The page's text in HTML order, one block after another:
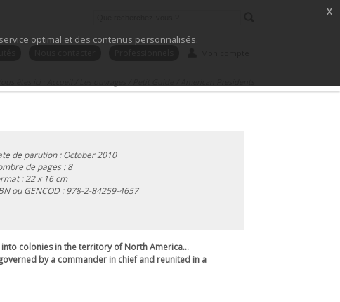
de parution : October 2010
de pages : 8
: 22 x 16 cm
ou GENCOD :978-2-84259-4657
colonies in the territory of North America...
by a commander in chief and reunited in a
optimal et des contenus personnalisés.
x